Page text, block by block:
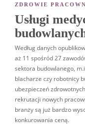
ZDROWIE
Usługi
Według danych
aż 11 spośród 27
sektora budowlanego,
blacharze czy robotnicy
ubezpieczeń
rekrutacji nowych
branży są już bardzo
konkurowania ceną.